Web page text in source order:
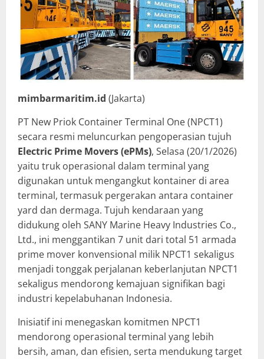
mimbarmaritim.id (Jakarta)
PT New Priok Container Terminal One (NPCT1)
secara resmi meluncurkan pengoperasian tujuh
Electric Prime Movers(ePMs), Selasa (20/1/2026)
yaitu truk operasional dalam terminal yang
digunakan untuk mengangkut kontainer di area
terminal, termasuk pergerakan antara container
yard dan dermaga. Tujuh kendaraan yang
didukung oleh SANY Marine Heavy Industries Co.,
Ltd., ini menggantikan 7 unit dari total 51 armada
prime mover konvensional milik NPCT1 sekaligus
menjadi tonggak perjalanan keberlanjutan NPCT1
sekaligus mendorong kemajuan signifikan bagi
industri kepelabuhanan Indonesia.
Inisiatif ini menegaskan komitmen NPCT1
mendorong operasional terminal yang lebih
bersih, aman, dan efisien, serta mendukung target